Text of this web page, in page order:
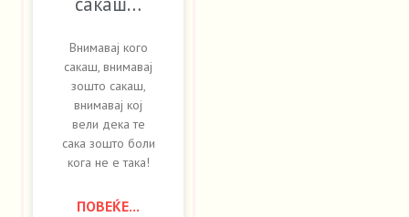
Внимавај кого
сакаш, внимавај
зошто сакаш,
внимавај кој
вели дека те
сака зошто боли
кога не е така!
ПОВЕЌЕ...